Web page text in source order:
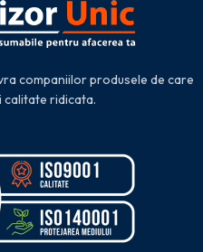
companiilor produsele de care
calitate ridicata.